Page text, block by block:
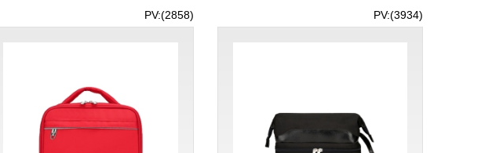
PV:(2858) PV:(3934)